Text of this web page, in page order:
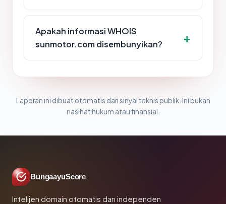
Apakah informasi WHOIS
sunmotor.com disembunyikan?
Laporan ini dibuat otomatis dari sinyal teknis publik. Ini bukan
nasihat hukum atau finansial.
BungaayuScore
Intelijen domain otomatis dan independen